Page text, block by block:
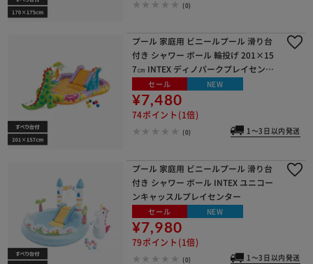
(0)
プール 家庭用 ビニールプール 滑り台
付き シャワー ボール 輪投げ 201×15
7㎝ INTEX ディノパークプレイセンタ
セール NEW
¥7,480
74ポイント(1倍)
(0) 1～3日以内発送
プール 家庭用 ビニールプール 滑り台
付き シャワー ボール INTEX ユニコー
ンキャッスルプレイセンター
セール NEW
¥7,980
79ポイント(1倍)
(0) 1～3日以内発送